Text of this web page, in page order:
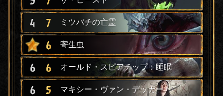
4 7 ミツバチの亡霊
6 寄生虫
6 6 オールド・スピアチップ：睡眠
6 5 マキシー・ヴァン・デッカー